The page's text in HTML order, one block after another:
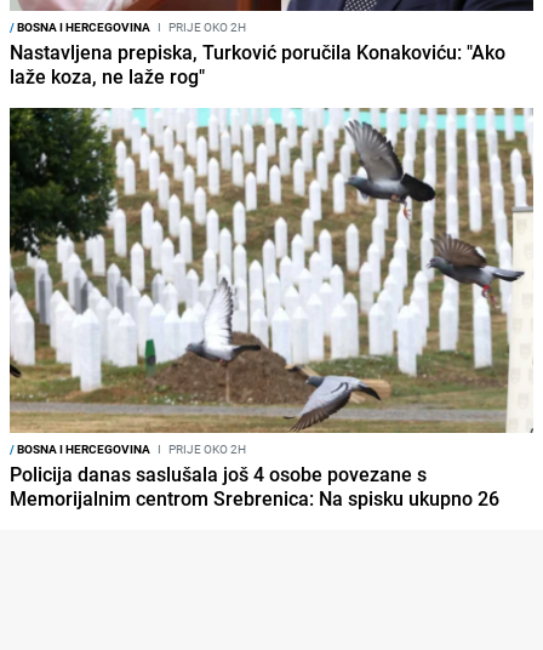
/BOSNA I HERCEGOVINA I PRIJE OKO 2H
Nastavljena prepiska, Turković poručila Konakoviću: "Ako
laže koza, ne laže rog"
/BOSNA I HERCEGOVINA I PRIJE OKO 2H
Policija danas saslušala još 4 osobe povezane s
Memorijalnim centrom Srebrenica: Na spisku ukupno 26